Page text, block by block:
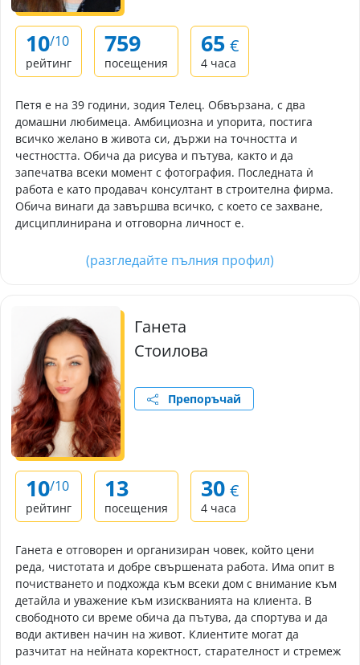
10/10
рейтинг
759
посещения
65 €
4 часа
Петя е на 39 години, зодия Телец. Обвързана, с два
домашни любимеца. Амбициозна и упорита, постига
всичко желано в живота си, държи на точността и
честността. Обича да рисува и пътува, както и да
запечатва всеки момент с фотография. Последната ѝ
работа е като продавач консултант в строителна фирма.
Обича винаги да завършва всичко, с което се захване,
дисциплинирана и отговорна личност е.
(разгледайте пълния профил)
Ганета
Стоилова
Препоръчай
10/10
рейтинг
13
посещения
30 €
4 часа
Ганета е отговорен и организиран човек, който цени
реда, чистотата и добре свършената работа. Има опит в
почистването и подхожда към всеки дом с внимание към
детайла и уважение към изискванията на клиента. В
свободното си време обича да пътува, да спортува и да
води активен начин на живот. Клиентите могат да
разчитат на нейната коректност, старателност и стремеж